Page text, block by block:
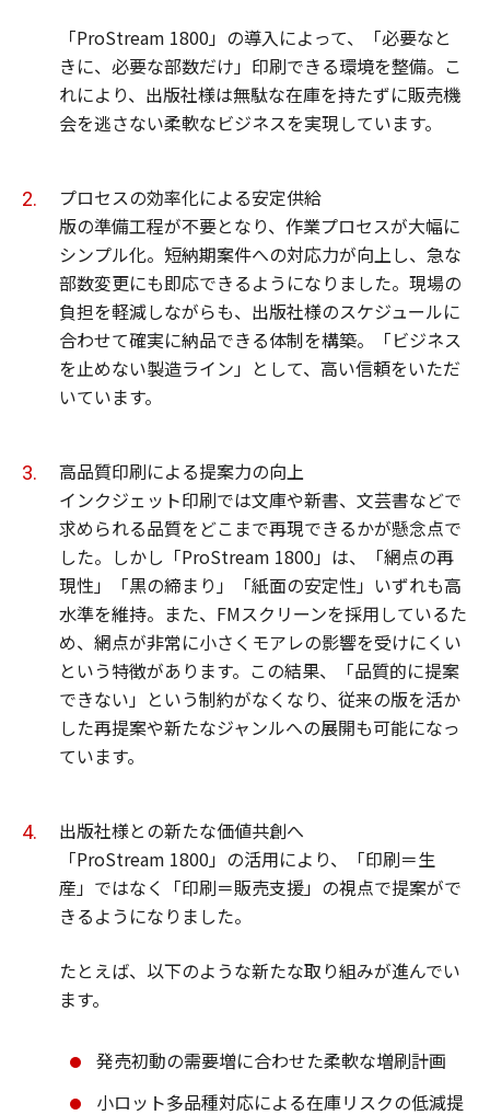
「ProStream 1800」の導入によって、「必要なと
きに、必要な部数だけ」印刷できる環境を整備。こ
れにより、出版社様は無駄な在庫を持たずに販売機
会を逃さない柔軟なビジネスを実現しています。
プロセスの効率化による安定供給
版の準備工程が不要となり、作業プロセスが大幅に
シンプル化。短納期案件への対応力が向上し、急な
部数変更にも即応できるようになりました。現場の
負担を軽減しながらも、出版社様のスケジュールに
合わせて確実に納品できる体制を構築。「ビジネス
を止めない製造ライン」として、高い信頼をいただ
いています。
高品質印刷による提案力の向上
インクジェット印刷では文庫や新書、文芸書などで
求められる品質をどこまで再現できるかが懸念点で
した。しかし「ProStream 1800」は、「網点の再
現性」「黒の締まり」「紙面の安定性」いずれも高
水準を維持。また、FMスクリーンを採用しているた
め、網点が非常に小さくモアレの影響を受けにくい
という特徴があります。この結果、「品質的に提案
できない」という制約がなくなり、従来の版を活か
した再提案や新たなジャンルへの展開も可能になっ
ています。
出版社様との新たな価値共創へ
「ProStream 1800」の活用により、「印刷＝生
産」ではなく「印刷＝販売支援」の視点で提案がで
きるようになりました。
たとえば、以下のような新たな取り組みが進んでい
ます。
発売初動の需要増に合わせた柔軟な増刷計画
小ロット多品種対応による在庫リスクの低減提